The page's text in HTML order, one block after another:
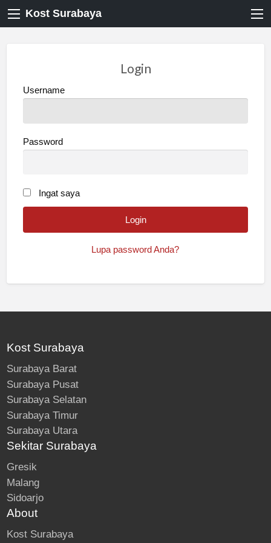
Kost Surabaya
Login
Username
Password
Ingat saya
Lupa password Anda?
Kost Surabaya
Surabaya Barat
Surabaya Pusat
Surabaya Selatan
Surabaya Timur
Surabaya Utara
Sekitar Surabaya
Gresik
Malang
Sidoarjo
About
Kost Surabaya